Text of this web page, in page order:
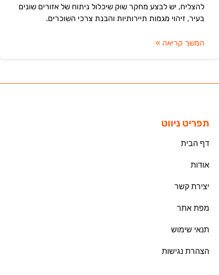
להצליח, יש לבצע מחקר שוק שיכלול ניתוח של אזורים שונים
בעיר, זיהוי מגמות תיירותיות והבנת צרכי השוכרים.
המשך קריאה »
תפריט ניווט
דף הבית
אודות
יצירת קשר
מפת אתר
תנאי שימוש
הצהרת נגישות